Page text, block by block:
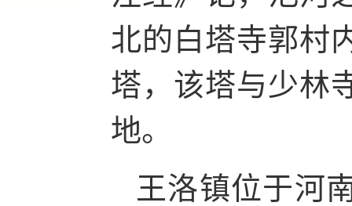
北的白塔寺郭村
塔，该塔与少林
地。
王洛镇位于河